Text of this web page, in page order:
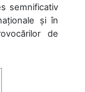
semnificativ
și în
de